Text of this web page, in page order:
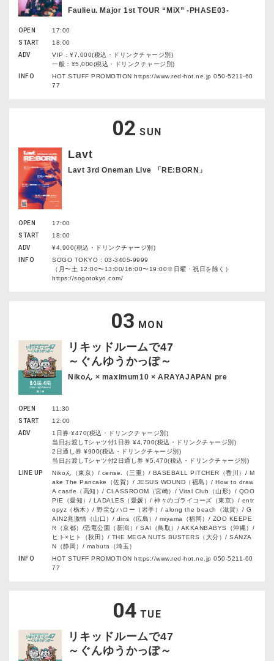
Faulieu. Major 1st TOUR “MiX” -PHASE03-
OPEN
17:00
START
18:00
ADV
VIP：¥7,000(税込・ドリンクチャージ別)
一般：¥5,000(税込・ドリンクチャージ別)
INFO
HOT STUFF PROMOTION https://www.red-hot.ne.jp 050-5211-60
77
02 SUN
Lavt
Lavt 3rd Oneman Live 「RE:BORN」
OPEN
17:00
START
18:00
ADV
¥4,900(税込・ドリンクチャージ別)
INFO
SOGO TOKYO : 03-3405-9999
（月〜土 12:00〜13:00/16:00〜19:00※日曜・祝日を除く）
https://sogotokyo.com/
03 MON
リキッドルームで47
～ぐんゆうかっぽ～
Nikoん × maximum10 × ARAYAJAPAN pre
OPEN
11:30
START
12:00
ADV
1日券 ¥470(税込・ドリンクチャージ別)
当日お渡しTシャツ付1日券 ¥4,700(税込・ドリンクチャージ別)
2日通し券 ¥900(税込・ドリンクチャージ別)
当日お渡しTシャツ付2日通し券 ¥5,470(税込・ドリンクチャージ別)
LINE UP
Nikoん（東京）/ cense.（三重）/ BASEBALL PITCHER（香川）/ M
ake The Pancake（佐賀）/ JESUS WOUND（福島）/ How to draw
A castle（高知）/ CLASSROOM（宮崎）/ Vital Club（山形）/ QOO
PIE（愛知）/ LADALES（愛媛）/ 神々のゴライコーズ（東京）/ entr
opyz（栃木）/ 野蛮なハロー（岩手）/ along the beach（滋賀）/ G
AIN2兆激情（山口）/ dins（広島）/ miyama（福岡）/ ZOO KEEPE
R（京都）/恐竜公園（新潟）/ SAI（鳥取）/ AKKANBABYS（沖縄）/
ヒト×ヒト（秋田）/ THE MEGA NUTS BUSTERS（大分）/ SANZA
N（静岡）/ mabuta（埼玉）
INFO
HOT STUFF PROMOTION https://www.red-hot.ne.jp 050-5211-60
77
04 TUE
リキッドルームで47
～ぐんゆうかっぽ～